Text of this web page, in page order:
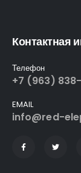
Контактная
Телефон
+7 (963)
EMAIL
info@red-